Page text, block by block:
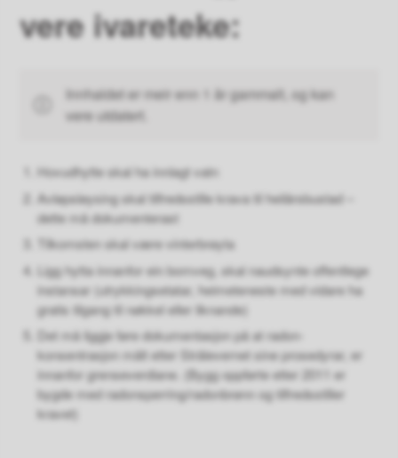
vere ivareteke:
Innhaldet er meir enn 1 år gammalt, og kan
vere utdatert.
Hovudhytte skal ha innlagt vatn
Avløpsløysing skal tilfredsstille krava til heilårsbustad –
dette må dokumenterast
Tilkomsten skal være vinterbrøyta
Ligg hytta innanfor ein bomveg, skal naudsynte offentlege
instansar (utrykkingsetatar, heimeteneste med vidare ha
gratis tilgang til nøkkel eller liknande)
Det må liggje føre dokumentasjon på at radon-
konsentrasjon målt etter Strålevernet sine prosedyrar, er
innanfor grenseverdiane. (Bygg oppførte etter 2011 er
bygde med radonsperring/radonbrønn og tilfredsstiller
kravet)